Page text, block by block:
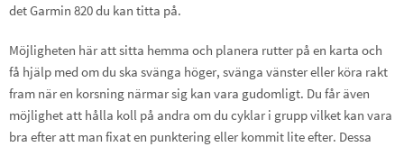
det Garmin 820 du kan titta på.
Möjligheten här att sitta hemma och planera rutter på en karta och
få hjälp med om du ska svänga höger, svänga vänster eller köra rakt
fram när en korsning närmar sig kan vara gudomligt. Du får även
möjlighet att hålla koll på andra om du cyklar i grupp vilket kan vara
bra efter att man fixat en punktering eller kommit lite efter. Dessa